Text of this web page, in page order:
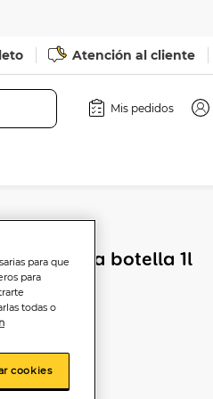
Atención al cliente
Mis pedidos
Clásica botella 1l
para que
para
todas o
cookies